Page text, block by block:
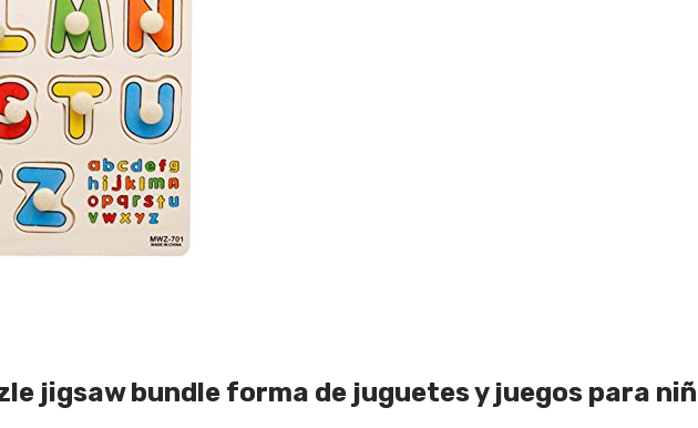
jigsaw bundle forma de juguetes y juegos para